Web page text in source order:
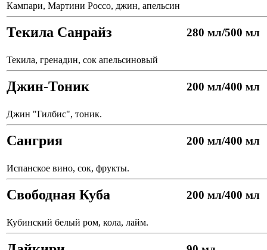
Кампари, Мартини Россо, джин, апельсин
Текила Санрайз 280 мл/500 мл
Текила, гренадин, сок апельсиновый
Джин-Тоник 200 мл/400 мл
Джин "Гилбис", тоник.
Сангрия 200 мл/400 мл
Испанское вино, сок, фрукты.
Свободная Куба 200 мл/400 мл
Кубинский белый ром, кола, лайм.